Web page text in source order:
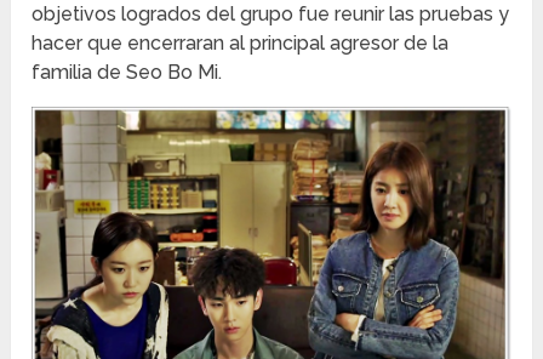
objetivos logrados del grupo fue reunir las pruebas y
hacer que encerraran al principal agresor de la
familia de Seo Bo Mi.